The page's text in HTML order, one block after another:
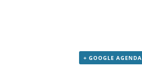
+ GOOGLE AGENDA